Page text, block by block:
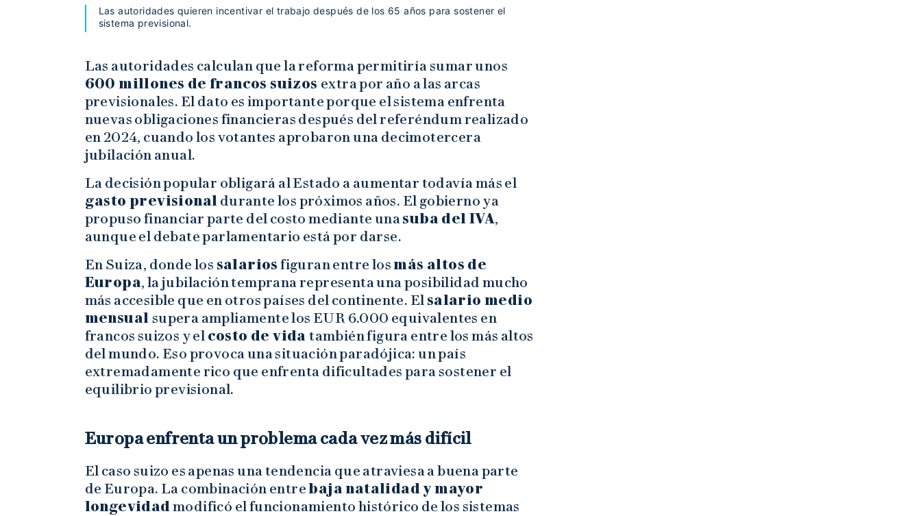
Las autoridades quieren incentivar el trabajo después de los 65 años para sostener el
sistema previsional.
Las autoridades calculan que la reforma permitiría sumar unos
600 millones de francos suizos extra por año a las arcas
previsionales. El dato es importante porque el sistema enfrenta
nuevas obligaciones financieras después del referéndum realizado
en 2024, cuando los votantes aprobaron una decimotercera
jubilación anual.
La decisión popular obligará al Estado a aumentar todavía más el
gasto previsional durante los próximos años. El gobierno ya
propuso financiar parte del costo mediante unasuba del IVA,
aunque el debate parlamentario está por darse.
En Suiza, donde los salarios figuran entre losmás altos de
Europa, la jubilación temprana representa una posibilidad mucho
más accesible que en otros países del continente. El salario medio
mensual supera ampliamente los EUR 6.000 equivalentes en
francos suizos y el costo de vidatambién figura entre los más altos
del mundo. Eso provoca una situación paradójica: un país
extremadamente rico que enfrenta dificultades para sostener el
equilibrio previsional.
Europa enfrenta un problema cada vez más difícil
El caso suizo es apenas una tendencia que atraviesa a buena parte
de Europa. La combinación entrebaja natalidad y mayor
longevidadmodificó el funcionamiento histórico de los sistemas